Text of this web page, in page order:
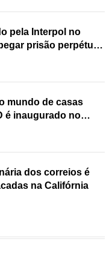
pela Interpol no
prisão perpétua
mundo de casas
é inaugurado no
dos correios é
na Califórnia